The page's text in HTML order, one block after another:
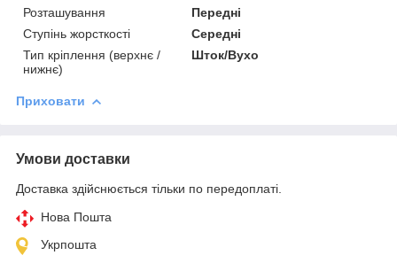
Розташування
Передні
Ступінь жорсткості
Середні
Тип кріплення (верхнє /
нижнє)
Шток/Вухо
Приховати
Умови доставки
Доставка здійснюється тільки по передоплаті.
Нова Пошта
Укрпошта